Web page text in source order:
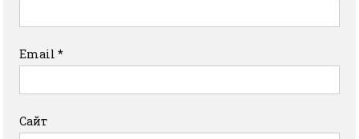
Email*
Сайт